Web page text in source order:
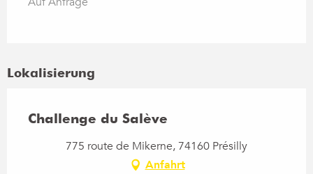
Lokalisierung
Challenge du Salève
775 route de Mikerne, 74160 Présilly
Anfahrt